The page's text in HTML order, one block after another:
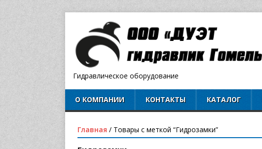
Гидравлическое оборудование
О КОМПАНИИ КОНТАКТЫ КАТАЛОГ
Главная / Товары с меткой “Гидрозамки”